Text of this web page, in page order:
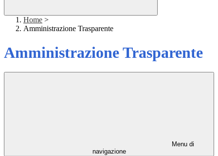
Home >
Amministrazione Trasparente
Amministrazione Trasparente
Menu di
navigazione